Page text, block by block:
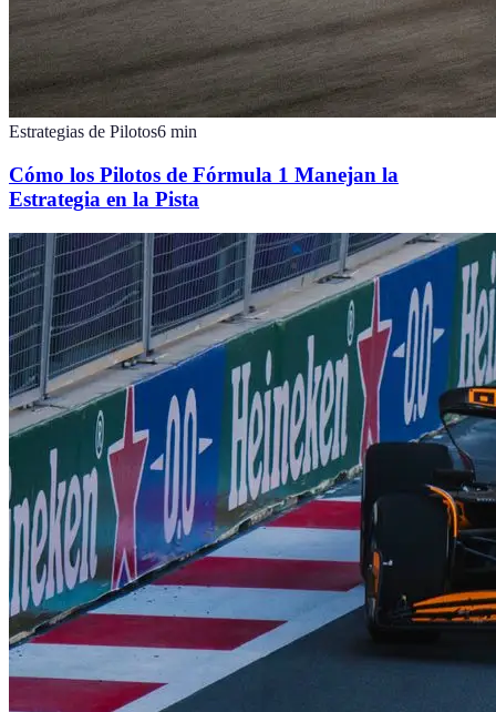
Estrategias de Pilotos6 min
Cómo los Pilotos de Fórmula 1 Manejan la
Estrategia en la Pista